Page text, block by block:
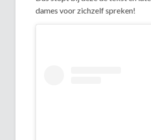
dames voor zichzelf spreken!